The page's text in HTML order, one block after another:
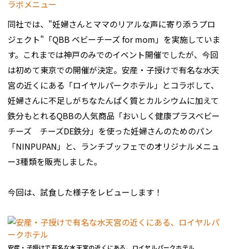
同社では、"妊婦さんとママのリアルな声に寄り添うプロ
ジェクト"「QBB ベビーチーズ for mom」を実施していま
す。これまでは神戸のみでのイベント開催でしたが、今回
は初めて東京での開催が決定。安産・子授けで有名な水天
宮の近くにある「ロイヤルパークホテル」とコラボして、
妊婦さんに不足しがちなたんぱく質とカルシウムに加えて
鉄分もとれるQBBの人気商品「おいしく健康プラスベビー
チーズ チーズDE鉄分」を使った妊婦さんのためのパン
「NINPUPAN」と、ランチブッフェでのオリジナルメニュ
ー3種類を販売しました。
今回は、試食した様子をレビューします！
安産・子授けで有名な水天宮の近くにある、ロイヤルパークホテル